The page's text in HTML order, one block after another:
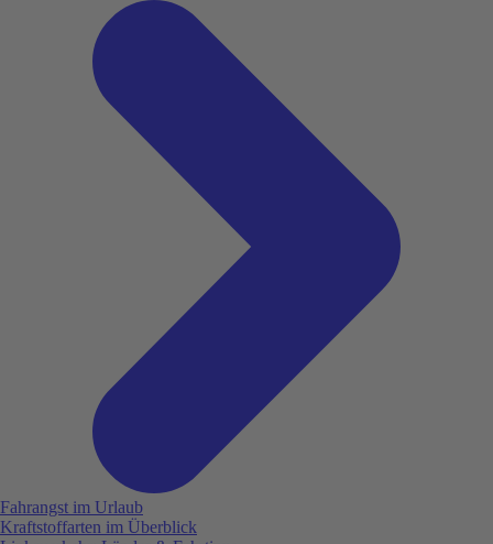
Fahrangst im Urlaub
Kraftstoffarten im Überblick